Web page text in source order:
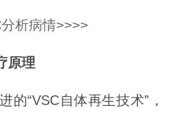
析病情>>>>
原理
的“VSC自体再生技术”，